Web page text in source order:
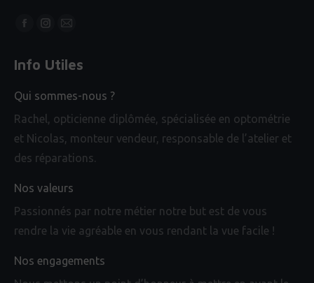
Trouvez nous sur :
Facebook
opens
new
window
Instagram
opens
new
window
Mail
opens
new
window
Info Utiles
Qui sommes-nous ?
Rachel, opticienne diplômée, spécialisée en optométrie
et Nicolas, monteur vendeur, responsable de l’atelier et
des réparations.
Nos valeurs
Passionnés par notre métier notre but est de vous
rendre la vie agréable en vous rendant la vue facile !
Nos engagements